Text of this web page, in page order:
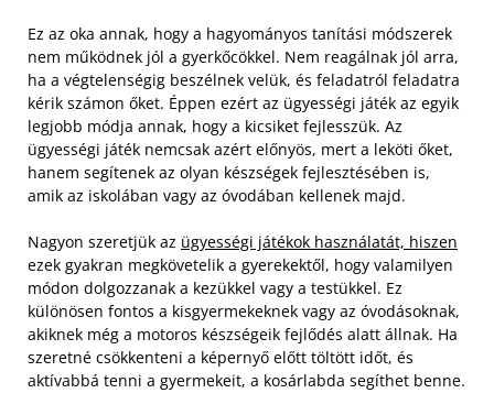
Ez az oka annak, hogy a hagyományos tanítási módszerek
nem működnek jól a gyerkőcökkel. Nem reagálnak jól arra,
ha a végtelenségig beszélnek velük, és feladatról feladatra
kérik számon őket. Éppen ezért az ügyességi játék az egyik
legjobb módja annak, hogy a kicsiket fejlesszük. Az
ügyességi játék nemcsak azért előnyös, mert a leköti őket,
hanem segítenek az olyan készségek fejlesztésében is,
amik az iskolában vagy az óvodában kellenek majd.
Nagyon szeretjük az ügyességi játékok használatát, hiszen
ezek gyakran megkövetelik a gyerekektől, hogy valamilyen
módon dolgozzanak a kezükkel vagy a testükkel. Ez
különösen fontos a kisgyermekeknek vagy az óvodásoknak,
akiknek még a motoros készségeik fejlődés alatt állnak. Ha
szeretné csökkenteni a képernyő előtt töltött időt, és
aktívabbá tenni a gyermekeit, a kosárlabda segíthet benne.